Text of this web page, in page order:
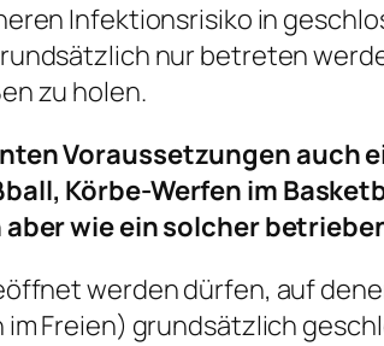
Infektionsrisiko in
nur betreten
zu holen.
Voraussetzungen
Körbe-Werfen im
wie ein solcher
werden dürfen, auf
Freien) grundsätzlich